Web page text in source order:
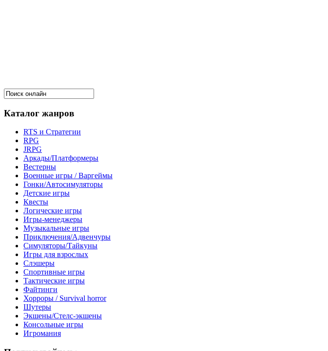
Каталог жанров
RTS и Стратегии
RPG
JRPG
Аркады/Платформеры
Вестерны
Военные игры / Варгеймы
Гонки/Автосимуляторы
Детские игры
Квесты
Логические игры
Игры-менеджеры
Музыкальные игры
Приключения/Адвенчуры
Симуляторы/Тайкуны
Игры для взрослых
Слэшеры
Спортивные игры
Тактические игры
Файтинги
Хорроры / Survival horror
Шутеры
Экшены/Стелс-экшены
Консольные игры
Игромания